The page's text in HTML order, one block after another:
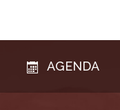
AGENDA